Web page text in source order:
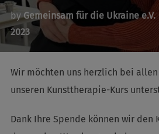
byGemeinsam für die Ukraine e.V.
2023
Wir möchten uns herzlich bei
unseren Kunsttherapie-Kurs
Dank Ihre Spende können wir den